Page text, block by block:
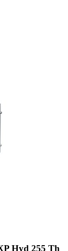
Hyd 255 Th